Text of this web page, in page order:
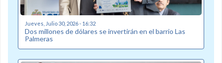
Jueves, Julio 30, 2026 - 16:32
Dos millones de dólares se invertirán en el barrio Las
Palmeras